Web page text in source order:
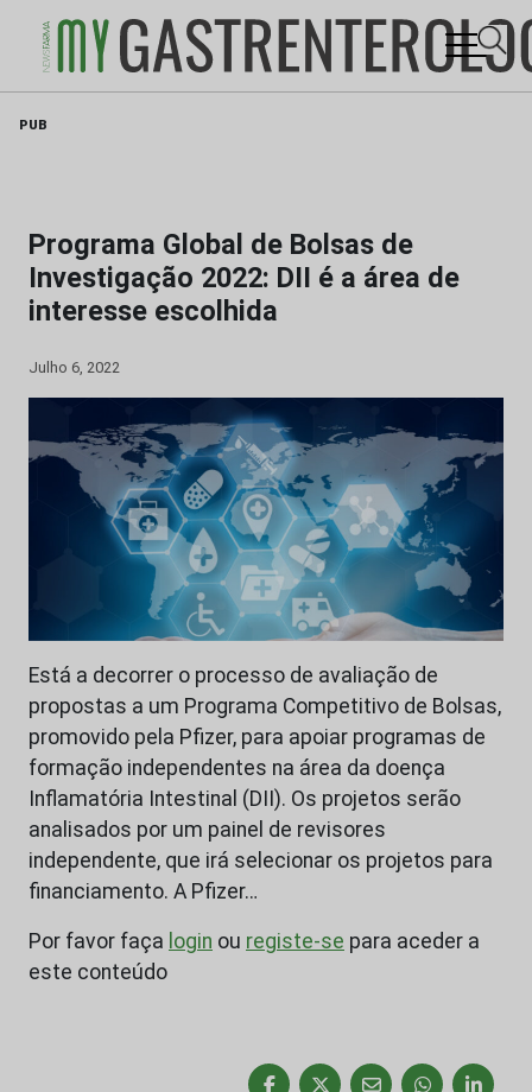
PUB
Programa Global de Bolsas de
Investigação 2022: DII é a área de
interesse escolhida
Julho 6, 2022
Está a decorrer o processo de avaliação de
propostas a um Programa Competitivo de Bolsas,
promovido pela Pfizer, para apoiar programas de
formação independentes na área da doença
Inflamatória Intestinal (DII). Os projetos serão
analisados por um painel de revisores
independente, que irá selecionar os projetos para
financiamento. A Pfizer…
Por favor faça login ou registe-se para aceder a
este conteúdo